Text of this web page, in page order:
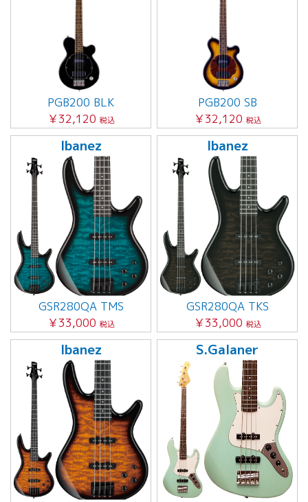
PGB200 BLK
￥32,120 税込
PGB200 SB
￥32,120 税込
Ibanez
GSR280QA TMS
￥33,000 税込
Ibanez
GSR280QA TKS
￥33,000 税込
Ibanez S.Galaner